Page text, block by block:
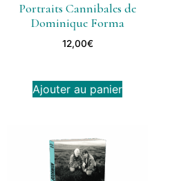
Portraits Cannibales de
Dominique Forma
12,00€
Ajouter au panier